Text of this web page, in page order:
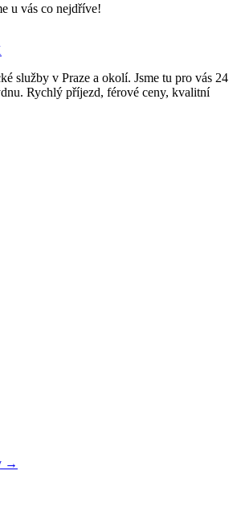
u vás co nejdříve!
služby v Praze a okolí. Jsme tu pro vás 24
Rychlý příjezd, férové ceny, kvalitní
→